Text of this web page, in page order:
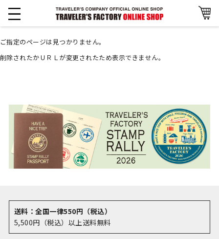
ご指定のページは見つかりません。
削除されたかＵＲＬが変更されたため表示できません。
送料：全国一律550円（税込）
5,500円（税込）以上送料無料